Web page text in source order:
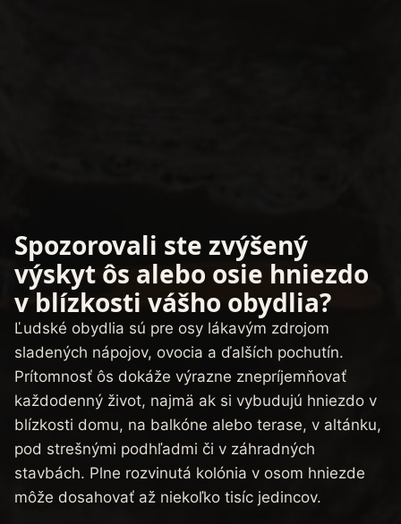
Spozorovali ste zvýšený
výskyt ôs alebo osie hniezdo
v blízkosti vášho obydlia?
Ľudské obydlia sú pre osy lákavým zdrojom
sladených nápojov, ovocia a ďalších pochutín.
Prítomnosť ôs dokáže výrazne znepríjemňovať
každodenný život, najmä ak si vybudujú hniezdo v
blízkosti domu, na balkóne alebo terase, v altánku,
pod strešnými podhľadmi či v záhradných
stavbách. Plne rozvinutá kolónia v osom hniezde
môže dosahovať až niekoľko tisíc jedincov.